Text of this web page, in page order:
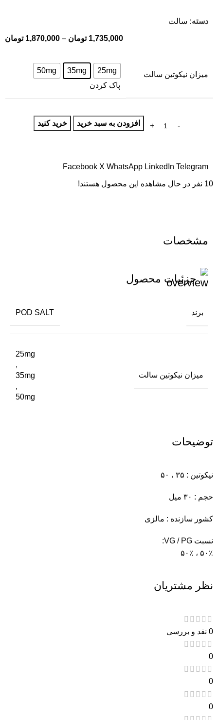
دسته: سالت
1,735,000 تومان –
1,870,000 تومان
میزان نیکوتین سالت 25mg
35mg
50mg
پاک کردن
افزودن به سبد خرید خرید کنید
Facebook X WhatsApp LinkedIn Telegram
10 نفر در حال مشاهده این محصول هستند!
توضیحات
نیکوتین : ۳۵ ، ۵۰
حجم : ۳۰ میل
کشور سازنده : مالزی
نسبت VG / PG:
۵۰٪ ، ۵۰٪
مشخصات
جزئیات محصول
برند POD SALT
میزان نیکوتین سالت
25mg
,
35mg
,
50mg
نظر مشتریان
0 نقد و بررسی
0
0
0